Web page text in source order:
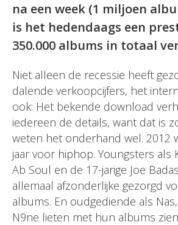
na een week (1 miljoen
is het hedendaags een
350.000 albums in totaal
Niet alleen de recessie heeft
dalende verkoopcijfers, het
ook: Het bekende download
iedereen de details, want dat is
weten het onderhand wel. 2012
jaar voor hiphop. Youngsters als
Ab Soul en de 17-jarige Joe
allemaal afzonderlijke gezorgd
albums. En oudgediende als Nas,
N9ne lieten met hun albums